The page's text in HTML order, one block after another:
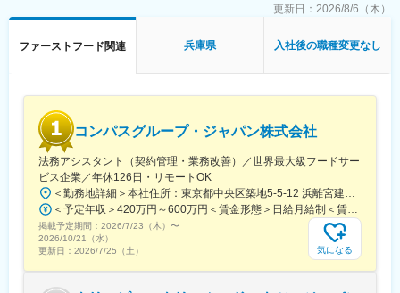
駅、平和通駅、赤間駅、苅田駅、徳力嵐山口駅、櫛田神社前駅、
本木一丁目駅、溜池山王駅、井の頭公園駅、京橋駅(東京都)、住吉
子堂駅、越中島駅、王子駅前駅、大塚駅(東京都)、立川駅、大崎広
駅、落合駅(東京都)、東池袋駅、船橋駅、市川真間駅、石上駅、横
浜駅、汐入駅、仙台駅(地下鉄)、矢場町駅、熱田駅、大阪阿部野橋
駅、梅田駅(地下鉄)、大和川駅、千里中央駅(大阪モノレール)、福
島駅(大阪環状線)、西宮駅(ＪＲ線)、吉塚駅、天神駅、小倉駅(福岡
県)、中洲川端駅、乃木坂駅、赤坂見附駅、日本橋駅(東京都)、浅
草駅(ＴＸ)、飛鳥山駅、巣鴨新田駅、立川南駅、大崎駅、東北沢
駅、汐留駅、新御茶ノ水駅、西早稲田駅、銀座駅、上野広小路
駅、東池袋四丁目駅、大神宮下駅、戸部駅、仙台駅、大須観音
駅、天王寺駅、東梅田駅、高須神社駅、福島駅(大阪府・阪神線)、
更新日： 2026/8/6（木）
ファーストフード関連 兵庫県 入社後の職種変更なし
コンパスグループ・ジャパン株式会社
法務アシスタント（契約管理・業務改善）／世界最大級フードサー
ビス企業／年休126日・リモートOK
掲載予定期間： 2026/7/23（木） 〜
2026/10/21（水）
更新日： 2026/7/25（土） 気になる